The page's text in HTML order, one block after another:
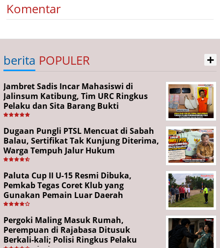
Komentar
berita POPULER +
Jambret Sadis Incar Mahasiswi di
Jalinsum Katibung, Tim URC Ringkus
Pelaku dan Sita Barang Bukti
Dugaan Pungli PTSL Mencuat di Sabah
Balau, Sertifikat Tak Kunjung Diterima,
Warga Tempuh Jalur Hukum
Paluta Cup II U-15 Resmi Dibuka,
Pemkab Tegas Coret Klub yang
Gunakan Pemain Luar Daerah
Pergoki Maling Masuk Rumah,
Perempuan di Rajabasa Ditusuk
Berkali-kali; Polisi Ringkus Pelaku